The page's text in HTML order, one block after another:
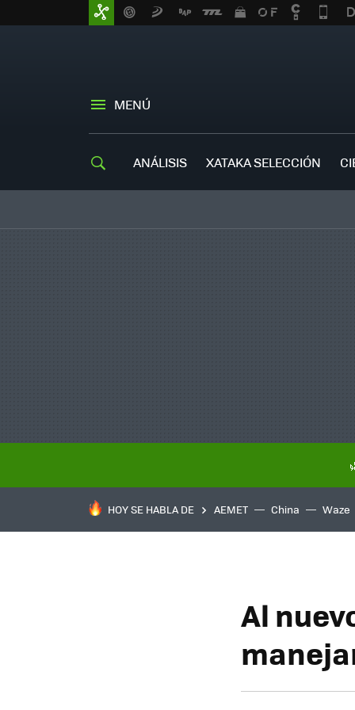
MENÚ
ANÁLISIS XATAKA SELECCIÓN
HOY SE HABLA DE AEMET China Waze
Al